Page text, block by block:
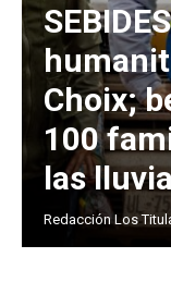
Choix;
100
las
Redacción Los